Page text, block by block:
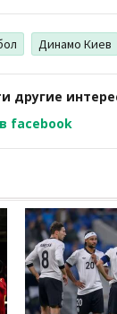
Динамо Киев
другие
facebook